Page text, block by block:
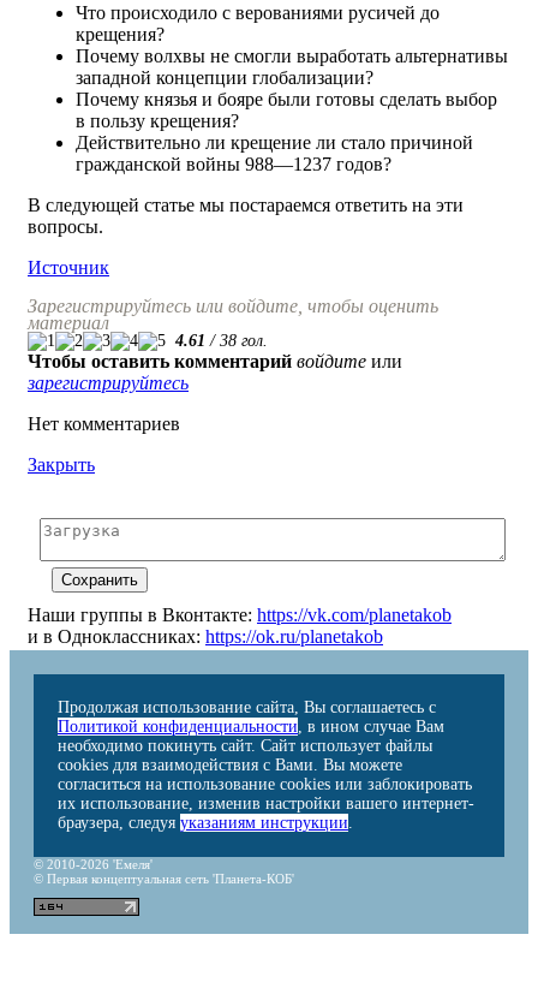
Что происходило с верованиями русичей до
крещения?
Почему волхвы не смогли выработать альтернативы
западной концепции глобализации?
Почему князья и бояре были готовы сделать выбор
в пользу крещения?
Действительно ли крещение ли стало причиной
гражданской войны 988—1237 годов?
В следующей статье мы постараемся ответить на эти
вопросы.
Источник
Зарегистрируйтесь или войдите, чтобы оценить
материал
4.61 / 38 гол.
Чтобы оставить комментарий войдите или
зарегистрируйтесь
Нет комментариев
Закрыть
Наши группы в Вконтакте: https://vk.com/planetakob
и в Одноклассниках: https://ok.ru/planetakob
Продолжая использование сайта, Вы соглашаетесь с
Политикой конфиденциальности, в ином случае Вам
необходимо покинуть сайт. Сайт использует файлы
cookies для взаимодействия с Вами. Вы можете
согласиться на использование cookies или заблокировать
их использование, изменив настройки вашего интернет-
браузера, следуя указаниям инструкции.
© 2010-2026 'Емеля'
© Первая концептуальная сеть 'Планета-КОБ'